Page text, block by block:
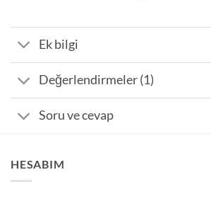
Ek bilgi
Değerlendirmeler (1)
Soru ve cevap
HESABIM